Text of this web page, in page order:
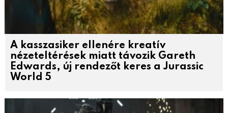
A kasszasiker ellenére kreatív
nézeteltérések miatt távozik Gareth
Edwards, új rendezőt keres a Jurassic
World 5